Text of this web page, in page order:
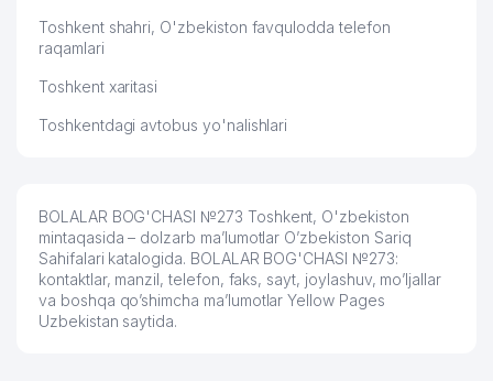
Toshkent shahri, O'zbekiston favqulodda telefon
raqamlari
Toshkent xaritasi
Toshkentdagi avtobus yo'nalishlari
BOLALAR BOG'CHASI №273 Toshkent, O'zbekiston
mintaqasida – dolzarb ma’lumotlar O’zbekiston Sariq
Sahifalari katalogida. BOLALAR BOG'CHASI №273:
kontaktlar, manzil, telefon, faks, sayt, joylashuv, mo’ljallar
va boshqa qo’shimcha ma’lumotlar Yellow Pages
Uzbekistan saytida.